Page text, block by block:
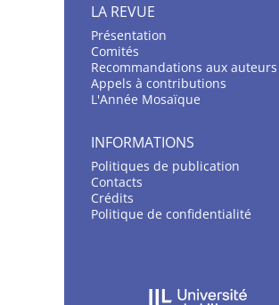
LA REVUE
Présentation
Comités
Recommandations aux auteurs
Appels à contributions
L'Année Mosaïque
INFORMATIONS
Politiques de publication
Contacts
Crédits
Politique de confidentialité